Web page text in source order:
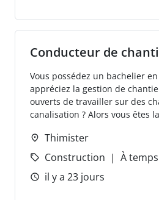
Conducteur de
Vous possédez un bachelier
appréciez la gestion de
ouverts de travailler sur des
canalisation ? Alors vous êtes
Thimister
Construction
À
il y a 23 jours